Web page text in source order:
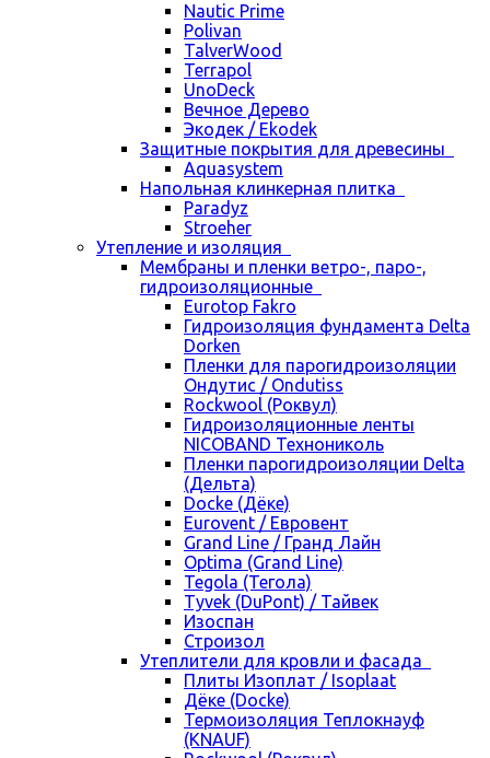
Nautic Prime
Polivan
TalverWood
Terrapol
UnoDeck
Вечное Дерево
Экодек / Ekodek
Защитные покрытия для древесины
Aquasystem
Напольная клинкерная плитка
Paradyz
Stroeher
Утепление и изоляция
Мембраны и пленки ветро-, паро-,
гидроизоляционные
Eurotop Fakro
Гидроизоляция фундамента Delta
Dorken
Пленки для парогидроизоляции
Ондутис / Ondutiss
Rockwool (Роквул)
Гидроизоляционные ленты
NICOBAND Технониколь
Пленки парогидроизоляции Delta
(Дельта)
Docke (Дёке)
Eurovent / Евровент
Grand Line / Гранд Лайн
Optima (Grand Line)
Tegola (Тегола)
Tyvek (DuPont) / Тайвек
Изоспан
Строизол
Утеплители для кровли и фасада
Плиты Изоплат / Isoplaat
Дёке (Docke)
Термоизоляция Теплокнауф
(KNAUF)